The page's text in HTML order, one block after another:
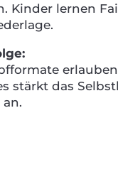
Kinder lernen
stärkt das